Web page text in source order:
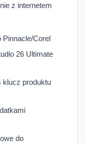
z internetem
Pinnacle/Corel
26 Ultimate
klucz produktu
do